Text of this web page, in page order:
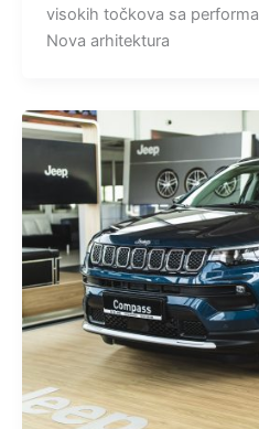
visokih točkova sa
Nova arhitektura